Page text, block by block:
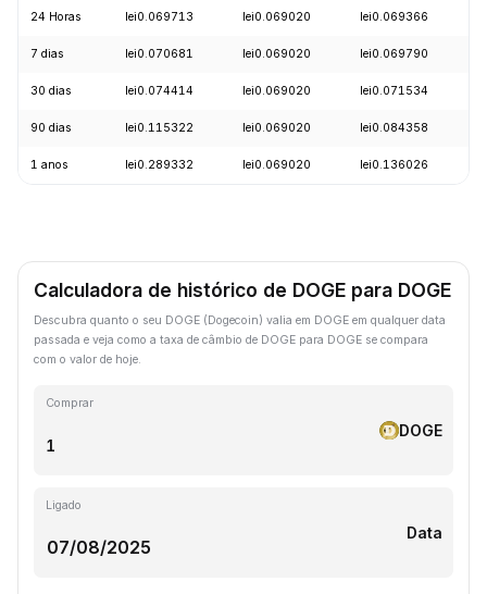
24 Horas lei0.069713 lei0.069020 lei0.069366
7 dias lei0.070681 lei0.069020 lei0.069790
30 dias lei0.074414 lei0.069020 lei0.071534
90 dias lei0.115322 lei0.069020 lei0.084358
1 anos lei0.289332 lei0.069020 lei0.136026
Calculadora de histórico de DOGE para DOGE
Descubra quanto o seu DOGE (Dogecoin) valia em DOGE em qualquer data
passada e veja como a taxa de câmbio de DOGE para DOGE se compara
com o valor de hoje.
Comprar
DOGE
Ligado
Data